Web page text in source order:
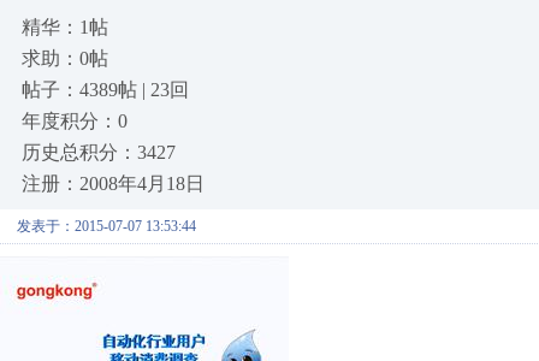
精华：1帖
求助：0帖
帖子：4389帖 | 23回
年度积分：0
历史总积分：3427
注册：2008年4月18日
发表于：2015-07-07 13:53:44